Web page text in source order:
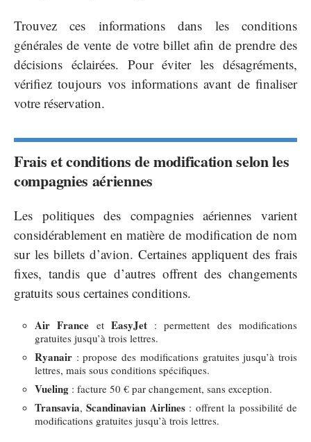
Trouvez ces informations dans les conditions
générales de vente de votre billet afin de prendre des
décisions éclairées. Pour éviter les désagréments,
vérifiez toujours vos informations avant de finaliser
votre réservation.
Frais et conditions de modification selon les
compagnies aériennes
Les politiques des compagnies aériennes varient
considérablement en matière de modification de nom
sur les billets d’avion. Certaines appliquent des frais
fixes, tandis que d’autres offrent des changements
gratuits sous certaines conditions.
Air France et EasyJet: permettent des modifications
gratuites jusqu’à trois lettres.
Ryanair : propose des modifications gratuites jusqu’à trois
lettres, mais sous conditions spécifiques.
Vueling : facture 50 € par changement, sans exception.
Transavia,Scandinavian Airlines: offrent la possibilité de
modifications gratuites jusqu’à trois lettres.